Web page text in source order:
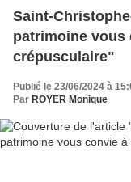
Saint-
patrimoine vous
crépusculaire"
Publié le 23/06/2024 à
Par ROYER Monique